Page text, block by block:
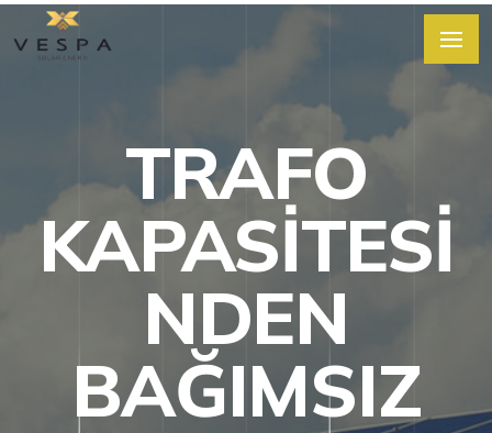
TRAFO
KAPASITESI
NDEN
BAĞIMSIZ